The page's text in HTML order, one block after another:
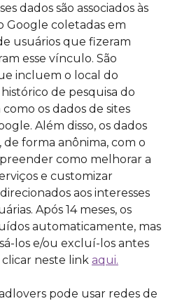
dados são associados às
Google coletadas em
usuários que fizeram
esse vínculo. São
incluem o local do
de pesquisa do
os dados de sites
Além disso, os dados
de forma anônima, com o
como melhorar a
e customizar
aos interesses
Após 14 meses, os
automaticamente, mas
los e/ou excluí-los antes
clicar neste link aqui.
pode usar redes de